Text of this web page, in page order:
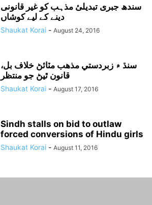
سندھ جبری تبدیلیٔ مذہب کو غیر قانونی
دینے کے لیے کوشاں
Shaukat Korai - August 24, 2016
سنڌ ۾ زبردستي مذهب مٽائڻ خلاف بل،
قانون ٿيڻ جو منتظر
Shaukat Korai - August 17, 2016
Sindh stalls on bid to outlaw
forced conversions of Hindu girls
Shaukat Korai - August 11, 2016